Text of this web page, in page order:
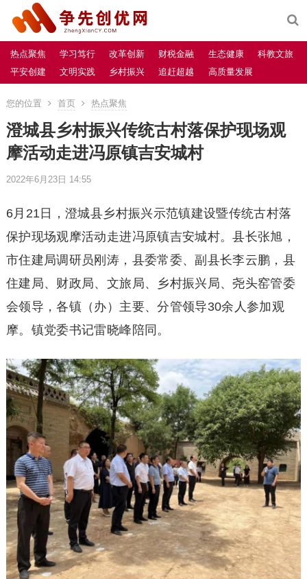
热点聚焦 学习笃行 改革创新 财税金融 生态健康
科教文旅
平安创建
文明实践 乡村振兴 追赶超越 高质量发展
您的位置 首页 热点聚焦
澄城县乡村振兴传统古村落保护现场观
摩活动走进冯原镇吉安城村
2022年6月23日 14:55
6月21日，澄城县乡村振兴示范镇建设暨传统古村落
保护现场观摩活动走进冯原镇吉安城村。县长张旭，
市住建局调研员刚涛，县委常委、副县长李云鹏，县
住建局、财政局、文旅局、乡村振兴局、尧头窑管委
会领导，各镇（办）主要、分管领导30余人参加观
摩。镇党委书记雷晓峰陪同。